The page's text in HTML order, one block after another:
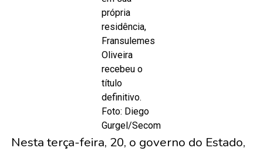
própria
residência,
Fransulemes
Oliveira
recebeu o
título
definitivo.
Foto: Diego
Gurgel/Secom
Nesta terça-feira, 20, o governo do Estado,